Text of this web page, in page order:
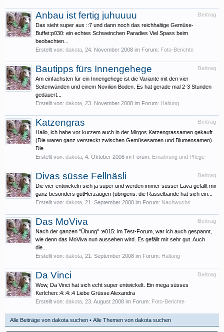
Beitrag
Anbau ist fertig juhuuuu
Das sieht super aus ::7 und dann noch das reichhaltige Gemüse-
Buffet:p030: ein echtes Schweinchen Paradies Viel Spass beim
beobachten...
Erstellt von: dakota 24. November 2008 im Forum: Foto-Berichte
Beitrag
Bautipps fürs Innengehege
Am einfachsten für ein Innengehege ist die Variante mit den vier
Seitenwänden und einem Novilion Boden. Es hat gerade mal 2-3 Stunden
gedauert...
Erstellt von: dakota 23. November 2008 im Forum: Haltung
Beitrag
Katzengras
Hallo, ich habe vor kurzem auch in der Mirgos Katzengrassamen gekauft.
(Die waren ganz versteckt zwischen Gemüsesamen und Blumensamen).
Die...
Erstellt von: dakota 4. Oktober 2008 im Forum: Ernährung und Pflege
Beitrag
Divas süsse Fellnäsli
Die vier entwickeln sich ja super und werden immer süsser Lava gefällt mir
ganz besonders gutHerzaugen (übrigens: die Rasselbande hat sich ein...
Erstellt von: dakota 21. September 2008 im Forum: Nachwuchs
Beitrag
Das MoViva
Nach der ganzen "Übung" :e015: im Test-Forum, war ich auch gespannt,
wie denn das MoViva nun aussehen wird. Es gefällt mir sehr gut. Auch
die...
Erstellt von: dakota 21. September 2008 im Forum: Haltung
Beitrag
Da Vinci
Wow, Da Vinci hat sich echt super entwickelt. Ein mega süsses
Kerlchen::4::4::4 Liebe Grüsse Alexandra
Erstellt von: dakota 23. August 2008 im Forum: Foto-Berichte
Alle Beiträge von dakota suchen Alle Themen von dakota suchen